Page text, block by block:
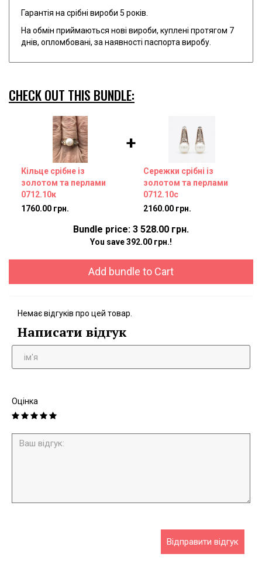
Гарантія на срібні вироби 5 років.
На обмін приймаються нові вироби, куплені протягом 7
днів, опломбовані, за наявності паспорта виробу.
CHECK OUT THIS BUNDLE:
Кільце срібне із
золотом та перлами
0712.10к
1760.00 грн.
+
Сережки срібні із
золотом та перлами
0712.10с
2160.00 грн.
Bundle price: 3 528.00 грн.
You save 392.00 грн.!
Add bundle to Cart
Немає відгуків про цей товар.
Написати відгук
Оцінка
Відправити відгук